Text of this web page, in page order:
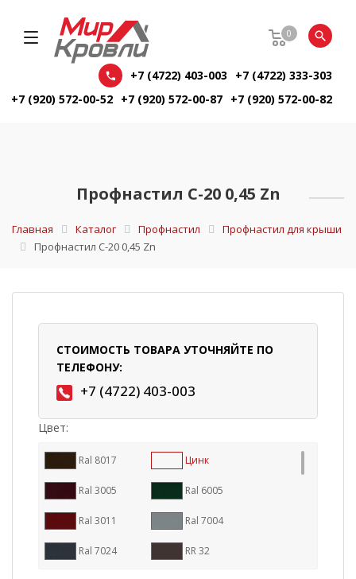
0
+7 (4722) 403-003
+7 (4722) 333-303
+7 (920) 572-00-52 +7 (920) 572-00-87 +7 (920) 572-00-82
Профнастил С-20 0,45 Zn
Главная Каталог Профнастил
Профнастил для крыши
Профнастил С-20 0,45 Zn
СТОИМОСТЬ ТОВАРА УТОЧНЯЙТЕ ПО
ТЕЛЕФОНУ:
+7 (4722) 403-003
Цвет:
Ral 8017 Цинк
Ral 3005 Ral 6005
Ral 3011 Ral 7004
Ral 7024 RR 32